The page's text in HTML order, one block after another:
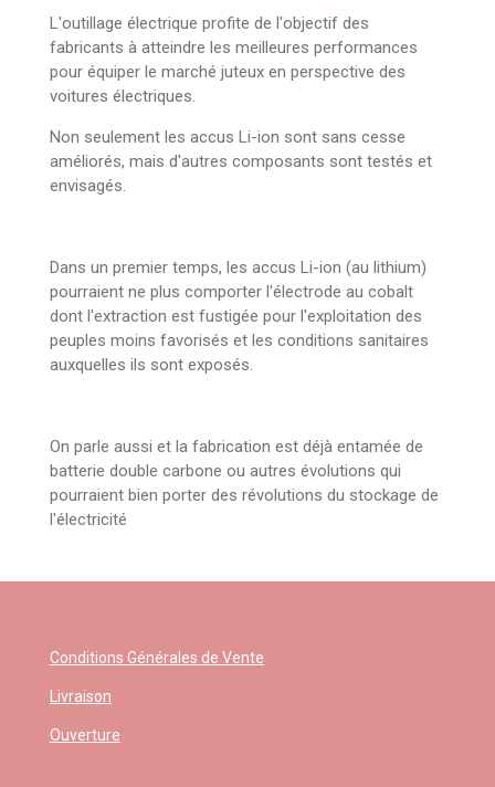
L'outillage électrique profite de l'objectif des
fabricants à atteindre les meilleures performances
pour équiper le marché juteux en perspective des
voitures électriques.
Non seulement les accus Li-ion sont sans cesse
améliorés, mais d'autres composants sont testés et
envisagés.
Dans un premier temps, les accus Li-ion (au lithium)
pourraient ne plus comporter l'électrode au cobalt
dont l'extraction est fustigée pour l'exploitation des
peuples moins favorisés et les conditions sanitaires
auxquelles ils sont exposés.
On parle aussi et la fabrication est déjà entamée de
batterie double carbone ou autres évolutions qui
pourraient bien porter des révolutions du stockage de
l'électricité
Conditions Générales de Vente
Livraison
Ouverture